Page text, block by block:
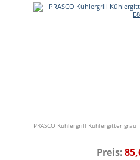
PRASCO Kühlergrill Kühlergitter grau
Preis: